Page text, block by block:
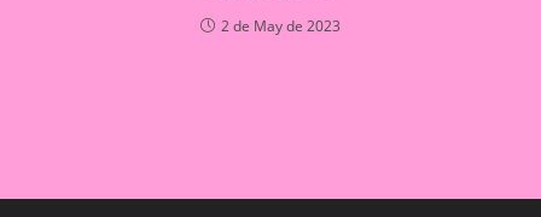
2 de May de 2023